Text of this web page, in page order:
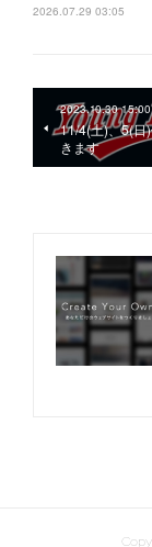
2026.07.29 03:05
2023.10.30 15:00
11/4(土)、5(日
きます